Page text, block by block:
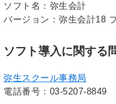
ソフト名：弥生会計
バージョン：弥生会計18
ソフト導入に関する
弥生スクール事務局
電話番号：03-5207-8849